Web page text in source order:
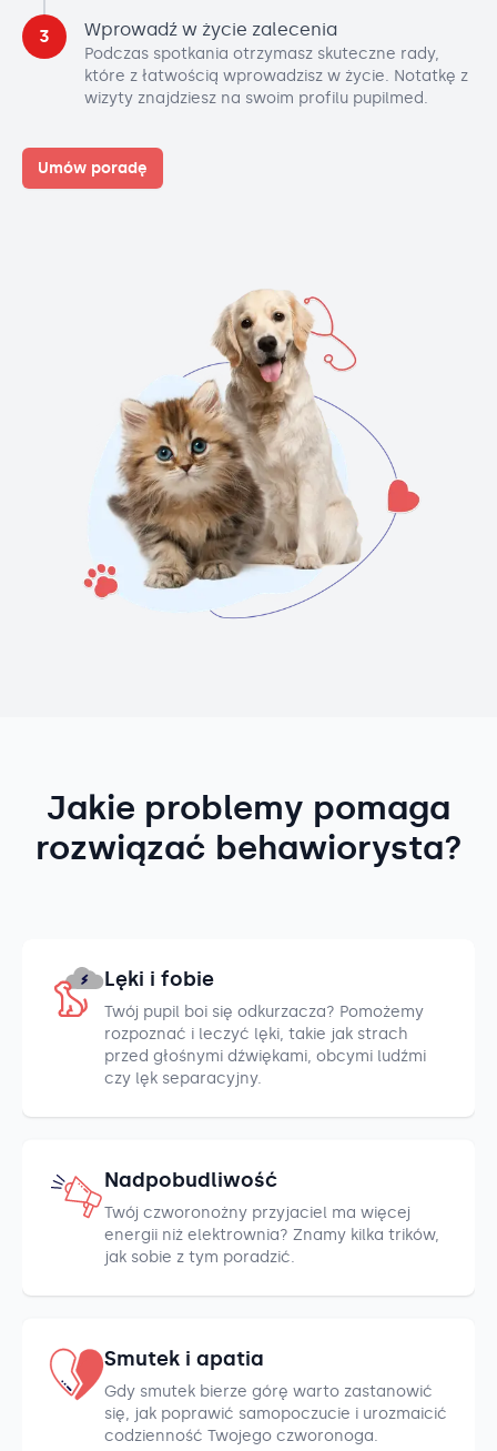
3 Wprowadź w życie zalecenia
Podczas spotkania otrzymasz skuteczne rady,
które z łatwością wprowadzisz w życie. Notatkę z
wizyty znajdziesz na swoim profilu pupilmed.
Umów poradę
Jakie problemy pomaga
rozwiązać behawiorysta?
Lęki i fobie
Twój pupil boi się odkurzacza? Pomożemy
rozpoznać i leczyć lęki, takie jak strach
przed głośnymi dźwiękami, obcymi ludźmi
czy lęk separacyjny.
Nadpobudliwość
Twój czworonożny przyjaciel ma więcej
energii niż elektrownia? Znamy kilka trików,
jak sobie z tym poradzić.
Smutek i apatia
Gdy smutek bierze górę warto zastanowić
się, jak poprawić samopoczucie i urozmaicić
codzienność Twojego czworonoga.